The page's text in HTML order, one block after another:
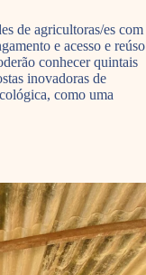
de agricultoras/es com
e acesso e reúso
conhecer quintais
inovadoras de
como uma